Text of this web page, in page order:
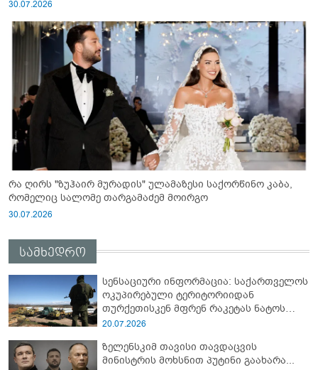
30.07.2026
რა ღირს "ზუჰაირ მურადის" ულამაზესი საქორწინო კაბა,
რომელიც სალომე თარგამაძემ მოირგო
30.07.2026
სამხედრო
სენსაციური ინფორმაცია: საქართველოს
ოკუპირებული ტერიტორიიდან
თურქეთისკენ მფრენ რაკეტას ნატოს
სამიტი კინაღამ ჩაუშლია
20.07.2026
ზელენსკიმ თავისი თავდაცვის
მინისტრის მოხსნით პუტინი გაახარა...